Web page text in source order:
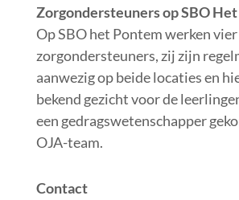
Zorgondersteuners op SBO
Op SBO het Pontem werken vier
zorgondersteuners, zij zijn
aanwezig op beide locaties en
bekend gezicht voor de
een gedragswetenschapper
OJA-team.
Contact